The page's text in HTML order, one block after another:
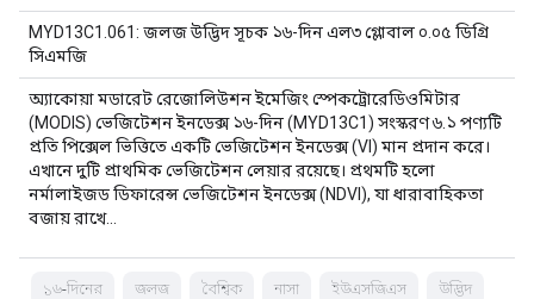
MYD13C1.061: জলজ উদ্ভিদ সূচক ১৬-দিন এল৩ গ্লোবাল ০.০৫ ডিগ্রি
সিএমজি
অ্যাকোয়া মডারেট রেজোলিউশন ইমেজিং স্পেকট্রোরেডিওমিটার
(MODIS) ভেজিটেশন ইনডেক্স ১৬-দিন (MYD13C1) সংস্করণ ৬.১ পণ্যটি
প্রতি পিক্সেল ভিত্তিতে একটি ভেজিটেশন ইনডেক্স (VI) মান প্রদান করে।
এখানে দুটি প্রাথমিক ভেজিটেশন লেয়ার রয়েছে। প্রথমটি হলো
নর্মালাইজড ডিফারেন্স ভেজিটেশন ইনডেক্স (NDVI), যা ধারাবাহিকতা
বজায় রাখে…
১৬-দিনের জলজ বৈশ্বিক নাসা ইউএসজিএস উদ্ভিদ